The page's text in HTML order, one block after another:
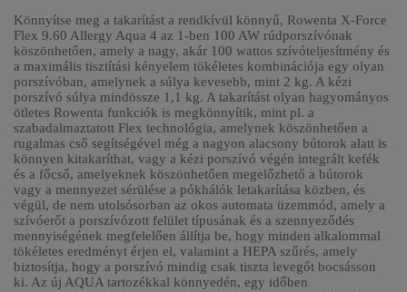
Könnyítse meg a takarítást a rendkívül könnyű, Rowenta X-Force
Flex 9.60 Allergy Aqua 4 az 1-ben 100 AW rúdporszívónak
köszönhetően, amely a nagy, akár 100 wattos szívóteljesítmény és
a maximális tisztítási kényelem tökéletes kombinációja egy olyan
porszívóban, amelynek a súlya kevesebb, mint 2 kg. A kézi
porszívó súlya mindössze 1,1 kg. A takarítást olyan hagyományos
ötletes Rowenta funkciók is megkönnyítik, mint pl. a
szabadalmaztatott Flex technológia, amelynek köszönhetően a
rugalmas cső segítségével még a nagyon alacsony bútorok alatt is
könnyen kitakaríthat, vagy a kézi porszívó végén integrált kefék
és a főcső, amelyeknek köszönhetően megelőzhető a bútorok
vagy a mennyezet sérülése a pókhálók letakarítása közben, és
végül, de nem utolsósorban az okos automata üzemmód, amely a
szívóerőt a porszívózott felület típusának és a szennyeződés
mennyiségének megfelelően állítja be, hogy minden alkalommal
tökéletes eredményt érjen el, valamint a HEPA szűrés, amely
biztosítja, hogy a porszívó mindig csak tiszta levegőt bocsásson
ki. Az új AQUA tartozékkal könnyedén, egy időben